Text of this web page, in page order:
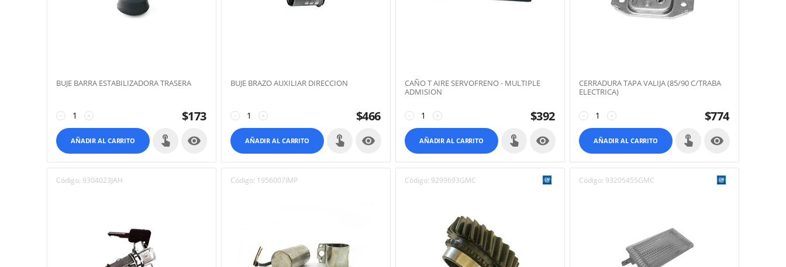
BUJE BARRA ESTABILIZADORA TRASERA
+
− $173
AÑADIR AL CARRITO 
BUJE BRAZO AUXILIAR DIRECCION
+
− $466
AÑADIR AL CARRITO 
CAÑO T AIRE SERVOFRENO - MULTIPLE
ADMISION
+
− $392
AÑADIR AL CARRITO 
CERRADURA TAPA VALIJA (85/90 C/TRABA
ELECTRICA)
+
− $774
AÑADIR AL CARRITO 
Código: 9304023JAH Código: 1956007IMP Código: 9299693GMC Código: 93205455GMC